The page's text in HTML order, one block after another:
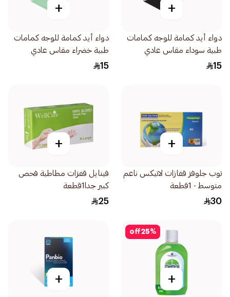
+
دواء أيد كمامة للوجه كمامات
طبية سوداء مقاس عادي
50قطعة
15
+
دواء أيد كمامة للوجه كمامات
طبية خضراء مقاس عادي
50قطعة
15
+
توب جلوفز قفازات لاتيكس ناعم
متوسط - 1قطعة
30
+
فينايل قفزات مطاطية فحص
كبير جدا1قطعة
25
25%
off
+
+